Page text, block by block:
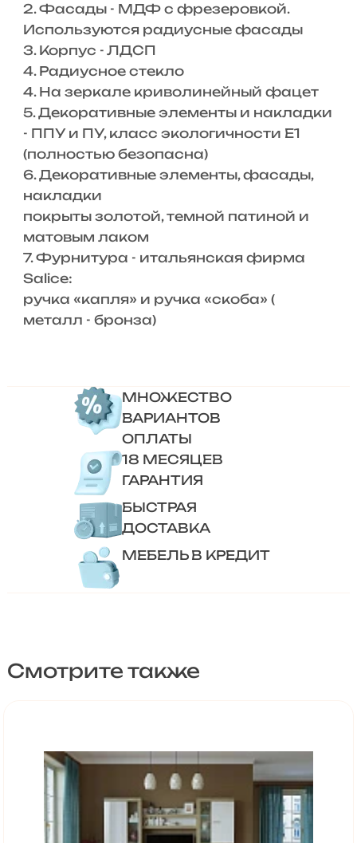
2. Фасады - МДФ с фрезеровкой.
Используются радиусные фасады
3. Корпус - ЛДСП
4. Радиусное стекло
4. На зеркале криволинейный фацет
5. Декоративные элементы и накладки
- ППУ и ПУ, класс экологичности Е1
(полностью безопасна)
6. Декоративные элементы, фасады,
накладки
покрыты золотой, темной патиной и
матовым лаком
7. Фурнитура - итальянская фирма
Salice:
ручка «капля» и ручка «скоба» (
металл - бронза)
МНОЖЕСТВО
ВАРИАНТОВ
ОПЛАТЫ
18 МЕСЯЦЕВ
ГАРАНТИЯ
БЫСТРАЯ
ДОСТАВКА
МЕБЕЛЬ В КРЕДИТ
Смотрите также